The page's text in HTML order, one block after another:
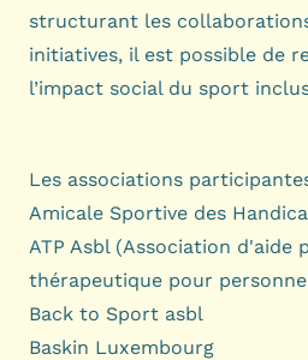
structurant les
initiatives, il est possible de
l’impact social du sport
Les associations
Amicale Sportive des
ATP Asbl (Association d'aide
thérapeutique pour
Back to Sport asbl
Baskin Luxembourg